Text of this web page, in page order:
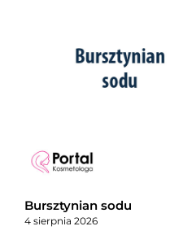
Bursztynian sodu
4 sierpnia 2026